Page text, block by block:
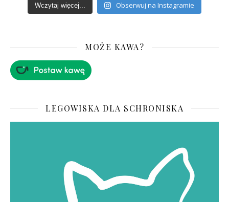
Wczytaj więcej... Obserwuj na Instagramie
MOŻE KAWA?
LEGOWISKA DLA SCHRONISKA